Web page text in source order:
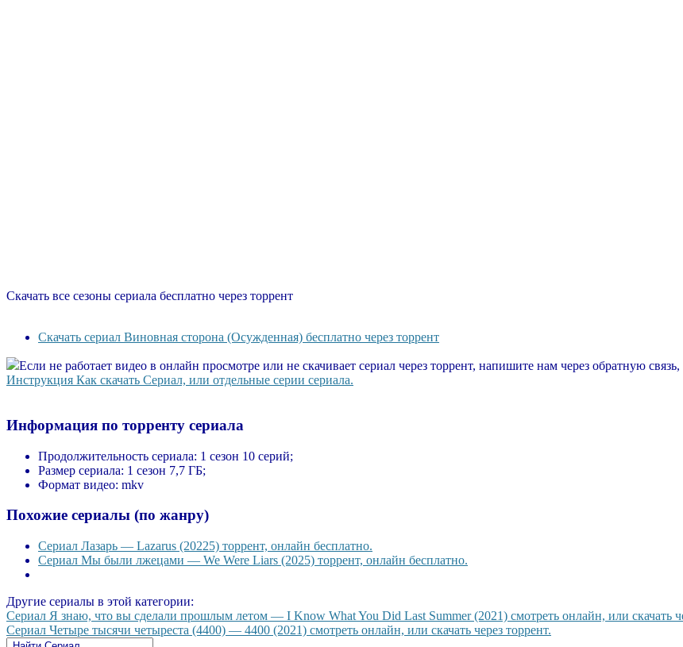
Скачать все сезоны сериала бесплатно через торрент
Скачать сериал Виновная сторона (Осужденная) бесплатно через торрент
Если не работает видео в онлайн просмотре или не скачивает сериал через торрент, напишите нам через обратную
Инструкция Как скачать Сериал, или отдельные серии сериала.
Информация по торренту сериала
Продолжительность сериала: 1 сезон 10 серий;
Размер сериала: 1 сезон 7,7 ГБ;
Формат видео: mkv
Похожие сериалы (по жанру)
Сериал Лазарь — Lazarus (20225) торрент, онлайн бесплатно.
Сериал Мы были лжецами — We Were Liars (2025) торрент, онлайн бесплатно.
Другие сериалы в этой категории:
Сериал Я знаю, что вы сделали прошлым летом — I Know What You Did Last Summer (2021) смотреть онлайн, или скачать
Сериал Четыре тысячи четыреста (4400) — 4400 (2021) смотреть онлайн, или скачать через торрент.